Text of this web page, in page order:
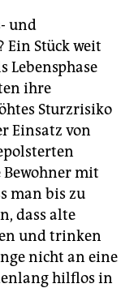
und
Ein Stück weit
Lebensphase
ihre
Sturzrisiko
Einsatz von
Bewohner mit
man bis zu
dass alte
und trinken
nicht an eine
hilflos in